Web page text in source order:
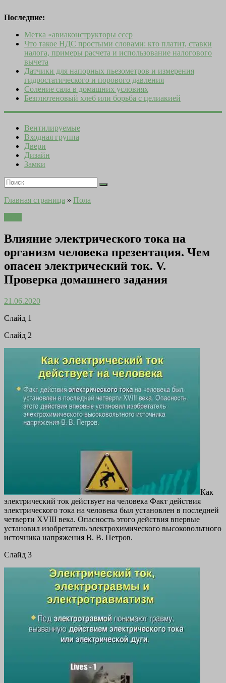
Последние:
Метка «авиаконструкторы ссср
Что такое НДС простыми словами: кто платит, ставки
налога, примеры расчета и использование налогового
вычета
Датчики для напорных пьезометров и измерения
гидростатического и порового давления
Соление сала в домашних условиях
Безглютеновый хлеб или борьба с целиакией
Вентилируемые
Входная группа
Двери
Дизайн
Замки
Главная страница » Пола
Влияние электрического тока на
организм человека презентация. Чем
опасен электрический ток. V.
Проверка домашнего задания
21.06.2020
Cлайд 1
Cлайд 2
Как
электрический ток действует на человека Факт действия
электрического тока на человека был установлен в последней
четверти XVIII века. Опасность этого действия впервые
установил изобретатель электрохимического высоковольтного
источника напряжения В. В. Петров.
Cлайд 3